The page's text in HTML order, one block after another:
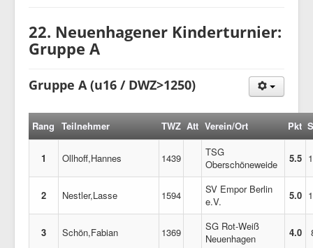
Ausschreibung
Kontakt
19. KT Fredersdorf
6. Rotationscup
22. Neuenhagener Kinderturnier:
Gruppe A
Gruppe A (u16 / DWZ>1250)
Rang Teilnehmer TWZ Att Verein/Ort Pkt
1 Ollhoff,Hannes 1439
TSG
Oberschöneweide
5.5
2 Nestler,Lasse 1594
SV Empor Berlin
e.V.
5.0
3 Schön,Fabian 1369
SG Rot-Weiß
Neuenhagen
4.0